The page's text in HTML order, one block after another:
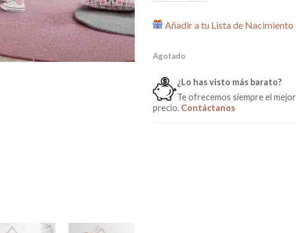
Añadir a tu Lista de Nacimiento
Agotado
¿Lo has visto más barato?
Te ofrecemos siempre el mejor
precio. Contáctanos